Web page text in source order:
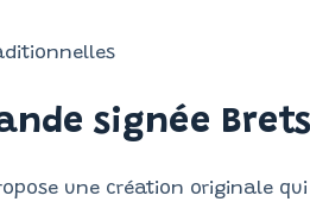
signée Brets
une création originale